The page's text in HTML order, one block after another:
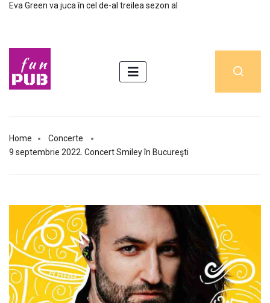
Eva Green va juca în cel de-al treilea sezon al
Home
Concerte
9 septembrie 2022. Concert Smiley în Bucureşti